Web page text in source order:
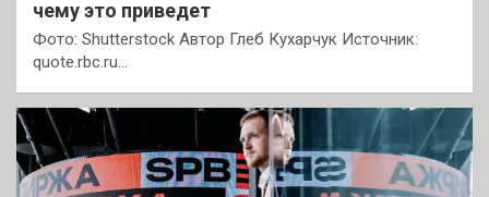
чему это приведет
Фото: Shutterstock Автор Глеб Кухарчук Источник:
quote.rbc.ru…